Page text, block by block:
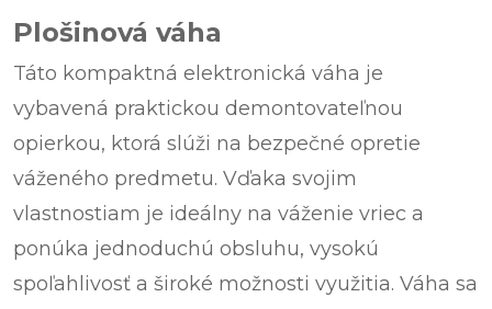
Plošinová váha
Táto kompaktná elektronická váha je
vybavená praktickou demontovateľnou
opierkou, ktorá slúži na bezpečné opretie
váženého predmetu. Vďaka svojim
vlastnostiam je ideálny na váženie vriec a
ponúka jednoduchú obsluhu, vysokú
spoľahlivosť a široké možnosti využitia. Váha sa